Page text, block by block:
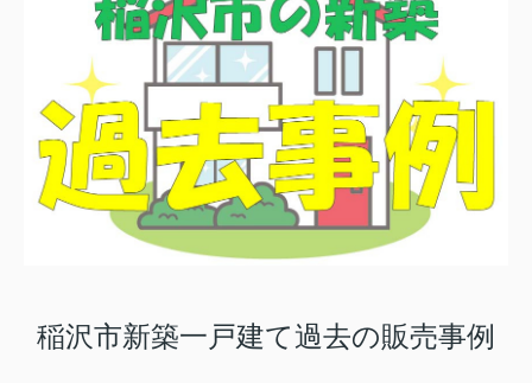
稲沢市新築一戸建て過去の販売事例